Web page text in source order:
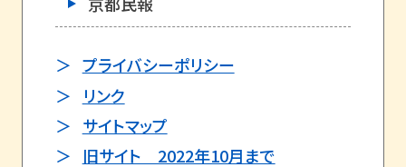
プライバシーポリシー
リンク
サイトマップ
旧サイト 2022年10月まで